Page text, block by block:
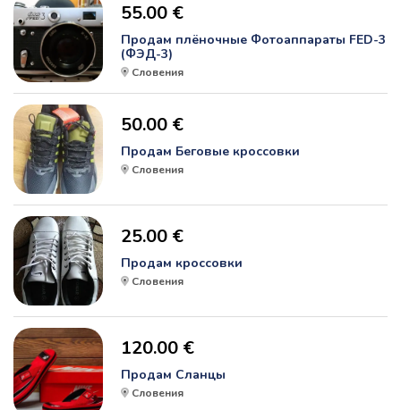
55.00 €
Продам плёночные Фотоаппараты FED-3
(ФЭД-3)
Словения
50.00 €
Продам Беговые кроссовки
Словения
25.00 €
Продам кроссовки
Словения
120.00 €
Продам Сланцы
Словения